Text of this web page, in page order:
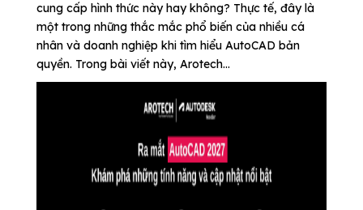
cung cấp hình thức này hay không? Thực tế, đây là
một trong những thắc mắc phổ biến của nhiều cá
nhân và doanh nghiệp khi tìm hiểu AutoCAD bản
quyền. Trong bài viết này, Arotech...